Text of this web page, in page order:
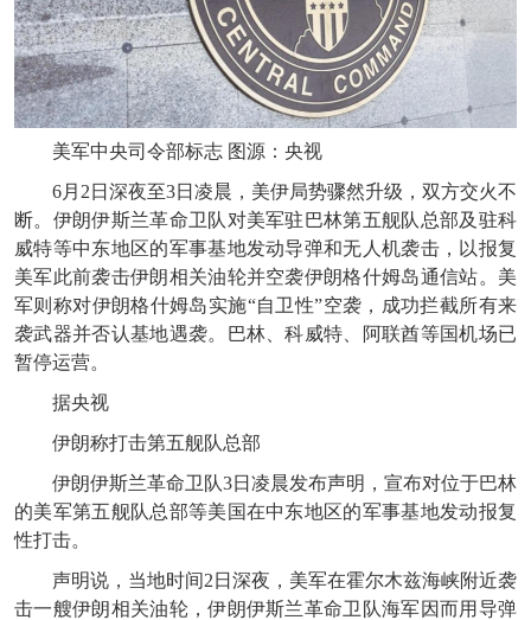
美军中央司令部标志 图源：央视
6月2日深夜至3日凌晨，美伊局势骤然升级，双方交火不
断。伊朗伊斯兰革命卫队对美军驻巴林第五舰队总部及驻科
威特等中东地区的军事基地发动导弹和无人机袭击，以报复
美军此前袭击伊朗相关油轮并空袭伊朗格什姆岛通信站。美
军则称对伊朗格什姆岛实施“自卫性”空袭，成功拦截所有来
袭武器并否认基地遇袭。巴林、科威特、阿联酋等国机场已
暂停运营。
据央视
伊朗称打击第五舰队总部
伊朗伊斯兰革命卫队3日凌晨发布声明，宣布对位于巴林
的美军第五舰队总部等美国在中东地区的军事基地发动报复
性打击。
声明说，当地时间2日深夜，美军在霍尔木兹海峡附近袭
击一艘伊朗相关油轮，伊朗伊斯兰革命卫队海军因而用导弹